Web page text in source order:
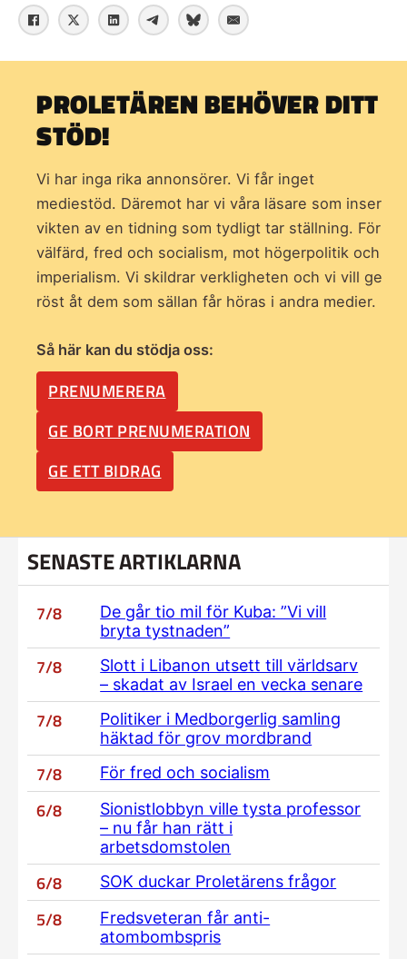
PROLETÄREN BEHÖVER DITT
STÖD!
Vi har inga rika annonsörer. Vi får inget
mediestöd. Däremot har vi våra läsare som inser
vikten av en tidning som tydligt tar ställning. För
välfärd, fred och socialism, mot högerpolitik och
imperialism. Vi skildrar verkligheten och vi vill ge
röst åt dem som sällan får höras i andra medier.
Så här kan du stödja oss:
PRENUMERERA
GE BORT PRENUMERATION
GE ETT BIDRAG
SENASTE ARTIKLARNA
7/8
De går tio mil för Kuba: ”Vi vill
bryta tystnaden”
7/8
Slott i Libanon utsett till världsarv
– skadat av Israel en vecka senare
7/8
Politiker i Medborgerlig samling
häktad för grov mordbrand
7/8 För fred och socialism
6/8
Sionistlobbyn ville tysta professor
– nu får han rätt i
arbetsdomstolen
6/8 SOK duckar Proletärens frågor
5/8
Fredsveteran får anti-
atombombspris